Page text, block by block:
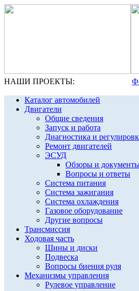
НАШИ ПРОЕКТЫ:
Каталог автомобилей
Двигатели
Общие сведения
Запуск и работа
Диагностика и
Ремонт двигателей
ЭСУД
Обзоры и
Вопросы и ответы
Система питания
Система зажигания
Система охлаждения
Газовое оборудование
Другие вопросы
Трансмиссия
Ходовая часть
Шины и диски
Подвеска
Вопросы биения руля
Механизмы управления
Рулевое управление